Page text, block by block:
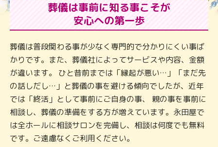
葬儀は事前に知る事こそが
安心への第一歩
葬儀は普段関わる事が少なく専門的で分かりにくい事ば
かりです。また、葬儀社によってサービスや内容、金額
が違います。 ひと昔前までは「縁起が悪い…」「まだ先
の話しだし…」と葬儀の事を避ける傾向でしたが、近年
では「終活」として事前にご自身の事、 親の事を事前に
相談し、葬儀の準備をする方が増えています。永田屋で
は全ホールに相談サロンを完備し、相談は何度でも無料
です。ご遠慮なくご利用ください。